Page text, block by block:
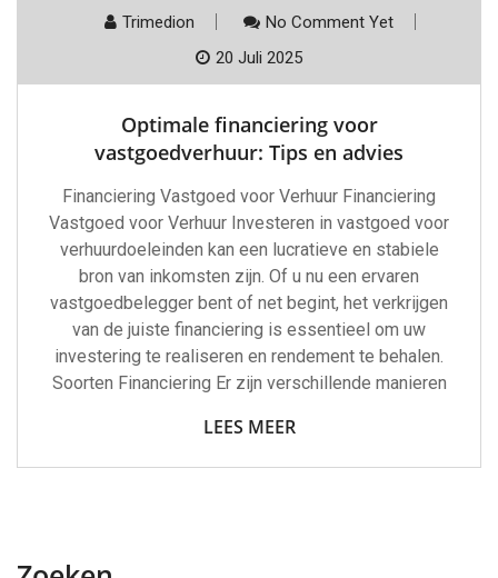
Trimedion
No Comment Yet
20 Juli 2025
Optimale financiering voor
vastgoedverhuur: Tips en advies
Financiering Vastgoed voor Verhuur Financiering
Vastgoed voor Verhuur Investeren in vastgoed voor
verhuurdoeleinden kan een lucratieve en stabiele
bron van inkomsten zijn. Of u nu een ervaren
vastgoedbelegger bent of net begint, het verkrijgen
van de juiste financiering is essentieel om uw
investering te realiseren en rendement te behalen.
Soorten Financiering Er zijn verschillende manieren
LEES MEER